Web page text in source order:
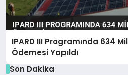
IPARD III Programında 634
Ödemesi Yapıldı
Son Dakika